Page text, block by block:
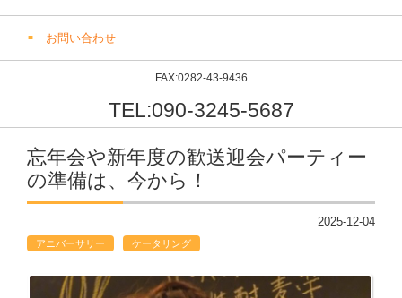
お問い合わせ
FAX:0282-43-9436
TEL:090-3245-5687
忘年会や新年度の歓送迎会パーティー
の準備は、今から！
2025-12-04
アニバーサリー ケータリング